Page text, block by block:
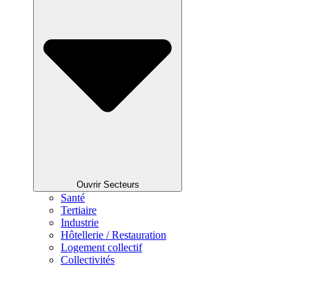
Ouvrir Secteurs
Santé
Tertiaire
Industrie
Hôtellerie / Restauration
Logement collectif
Collectivités